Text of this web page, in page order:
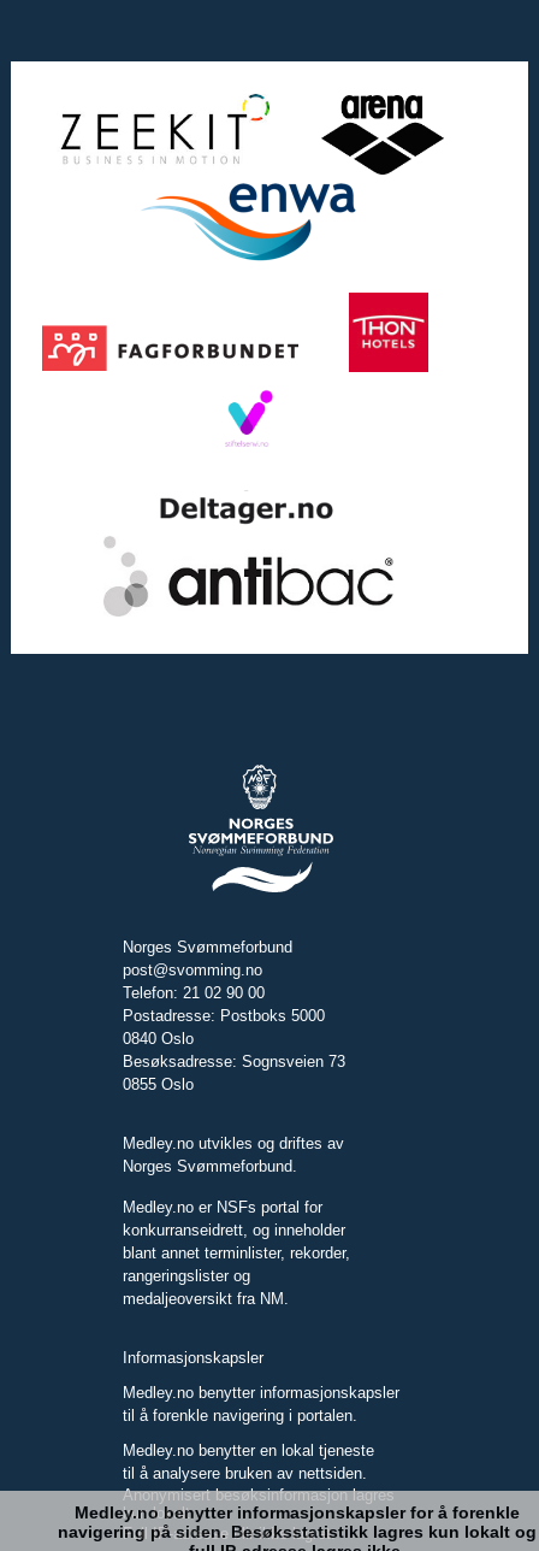
Norges Svømmeforbund
post@svomming.no
Telefon: 21 02 90 00
Postadresse: Postboks 5000
0840 Oslo
Besøksadresse: Sognsveien 73
0855 Oslo
Medley.no utvikles og driftes av
Norges Svømmeforbund.
Medley.no er NSFs portal for
konkurranseidrett, og inneholder
blant annet terminlister, rekorder,
rangeringslister og
medaljeoversikt fra NM.
Informasjonskapsler
Medley.no benytter informasjonskapsler
til å forenkle navigering i portalen.
Medley.no benytter en lokal tjeneste
til å analysere bruken av nettsiden.
Anonymisert besøksinformasjon lagres
kun lokalt.
Full IP-adresse blir ikke lagret.
Medley.no benytter informasjonskapsler for å forenkle
navigering på siden. Besøksstatistikk lagres kun lokalt og